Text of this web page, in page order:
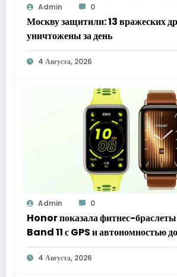
Admin 0
Москву защитили: 13 вражеских
уничтожены за день
4 Августа, 2026
Admin 0
Honor показала фитнес-
Band 11 с GPS и автономностью
4 Августа, 2026